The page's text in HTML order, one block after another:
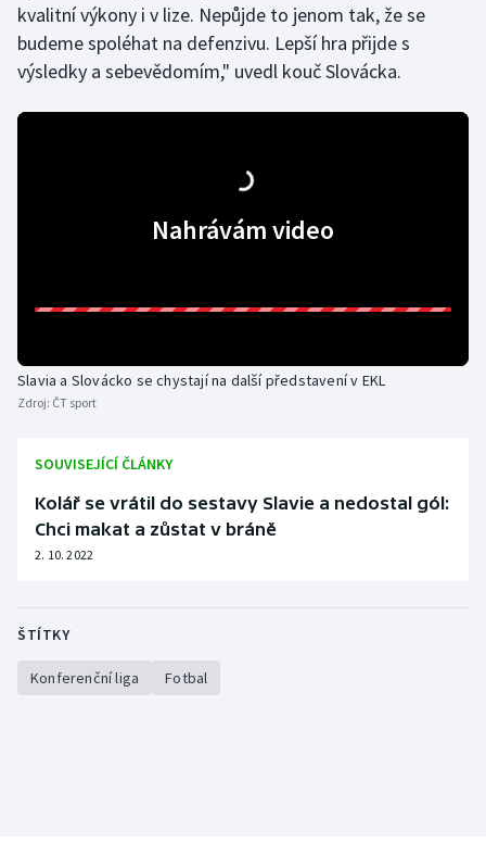
kvalitní výkony i v lize. Nepůjde to jenom tak, že se
budeme spoléhat na defenzivu. Lepší hra přijde s
výsledky a sebevědomím," uvedl kouč Slovácka.
Nahrávám video
Slavia a Slovácko se chystají na další představení v EKL
Zdroj: ČT sport
SOUVISEJÍCÍ ČLÁNKY
Kolář se vrátil do sestavy Slavie a nedostal gól:
Chci makat a zůstat v bráně
2. 10. 2022
ŠTÍTKY
Konferenční liga Fotbal